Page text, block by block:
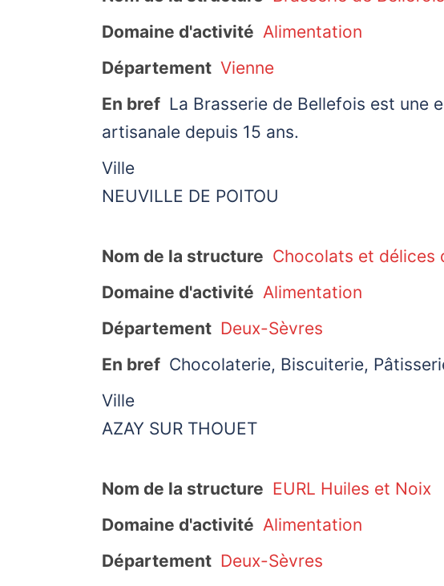
Domaine d'activité Alimentation
Département Vienne
En bref La Brasserie de Bellefois est une
artisanale depuis 15 ans.
Ville
NEUVILLE DE POITOU
Nom de la structure Chocolats et délices
Domaine d'activité Alimentation
Département Deux-Sèvres
En bref Chocolaterie, Biscuiterie,
Ville
AZAY SUR THOUET
Nom de la structure EURL Huiles et Noix
Domaine d'activité Alimentation
Département Deux-Sèvres